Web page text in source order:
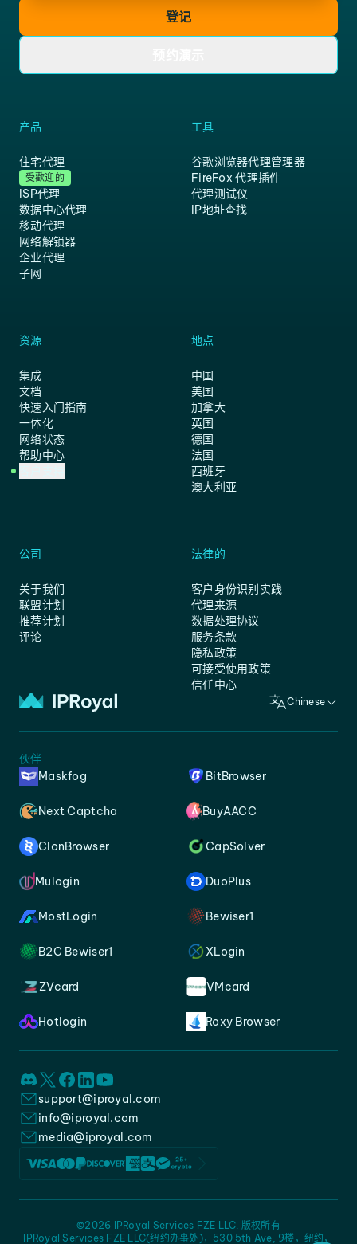
登记
产品
住宅代理
受歡迎的
ISP代理
数据中心代理
移动代理
网络解锁器
企业代理
子网
工具
谷歌浏览器代理管理器
FireFox 代理插件
代理测试仪
IP地址查找
资源
集成
文档
快速入门指南
一体化
网络状态
帮助中心
地点
中国
美国
加拿大
英国
德国
法国
西班牙
澳大利亚
公司
关于我们
联盟计划
推荐计划
评论
法律的
客户身份识别实践
代理来源
数据处理协议
服务条款
隐私政策
可接受使用政策
信任中心
Chinese
伙伴
Maskfog
BitBrowser
Next Captcha BuyAACC
ClonBrowser CapSolver
Mulogin DuoPlus
MostLogin Bewiser1
B2C Bewiser1 XLogin
ZVcard VMcard
Hotlogin Roxy Browser
support@iproyal.com
info@iproyal.com
media@iproyal.com
IPRoyal Services FZE LLC(纽约办事处)，530 5th Ave, 9楼，纽约，
©2026 IPRoyal Services FZE LLC. 版权所有